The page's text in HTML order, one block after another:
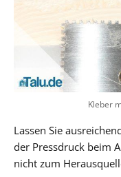
Kleber
Lassen Sie
der Pressdruck beim
nicht zum